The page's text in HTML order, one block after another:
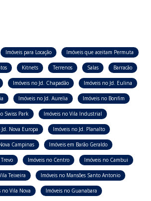
Imóveis para Locação Imóveis que aceitam Permuta
Kitnets Terrenos Salas Barracão
Imóveis no Jd. Chapadão Imóveis no Jd. Eulina
Imóveis no Jd. Aurelia Imóveis no Bonfim
Swiss Park Imóveis no Vila Industrial
Nova Europa Imóveis no Jd. Planalto
Campinas Imóveis em Barão Geraldo
Imóveis no Centro Imóveis no Cambui
Teixeira Imóveis no Mansões Santo Antonio
no Vila Nova Imóveis no Guanabara